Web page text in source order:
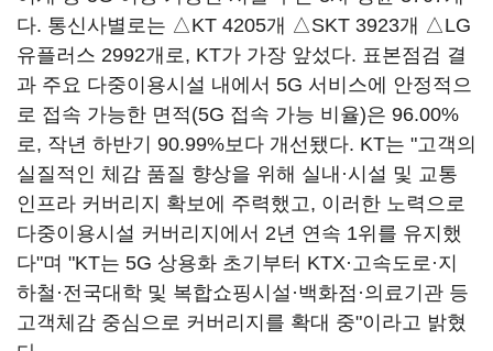
다. 통신사별로는 △KT 4205개 △SKT 3923개 △LG
유플러스 2992개로, KT가 가장 앞섰다. 표본점검 결
과 주요 다중이용시설 내에서 5G 서비스에 안정적으
로 접속 가능한 면적(5G 접속 가능 비율)은 96.00%
로, 작년 하반기 90.99%보다 개선됐다. KT는 "고객의
실질적인 체감 품질 향상을 위해 실내·시설 및 교통
인프라 커버리지 확보에 주력했고, 이러한 노력으로
다중이용시설 커버리지에서 2년 연속 1위를 유지했
다"며 "KT는 5G 상용화 초기부터 KTX·고속도로·지
하철·전국대학 및 복합쇼핑시설·백화점·의료기관 등
고객체감 중심으로 커버리지를 확대 중"이라고 밝혔